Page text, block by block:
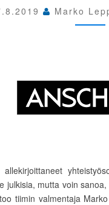
Marko
julkisia, mutta voin
tiimin valmentaja